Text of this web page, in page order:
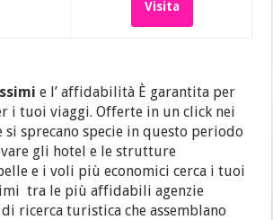
Visita
e l’ affidabilità È garantita per
i tuoi viaggi. Offerte in un click nei
sprecano specie in questo periodo
gli hotel e le strutture
e i voli più economici cerca i tuoi
tra le più affidabili agenzie
ricerca turistica che assemblano